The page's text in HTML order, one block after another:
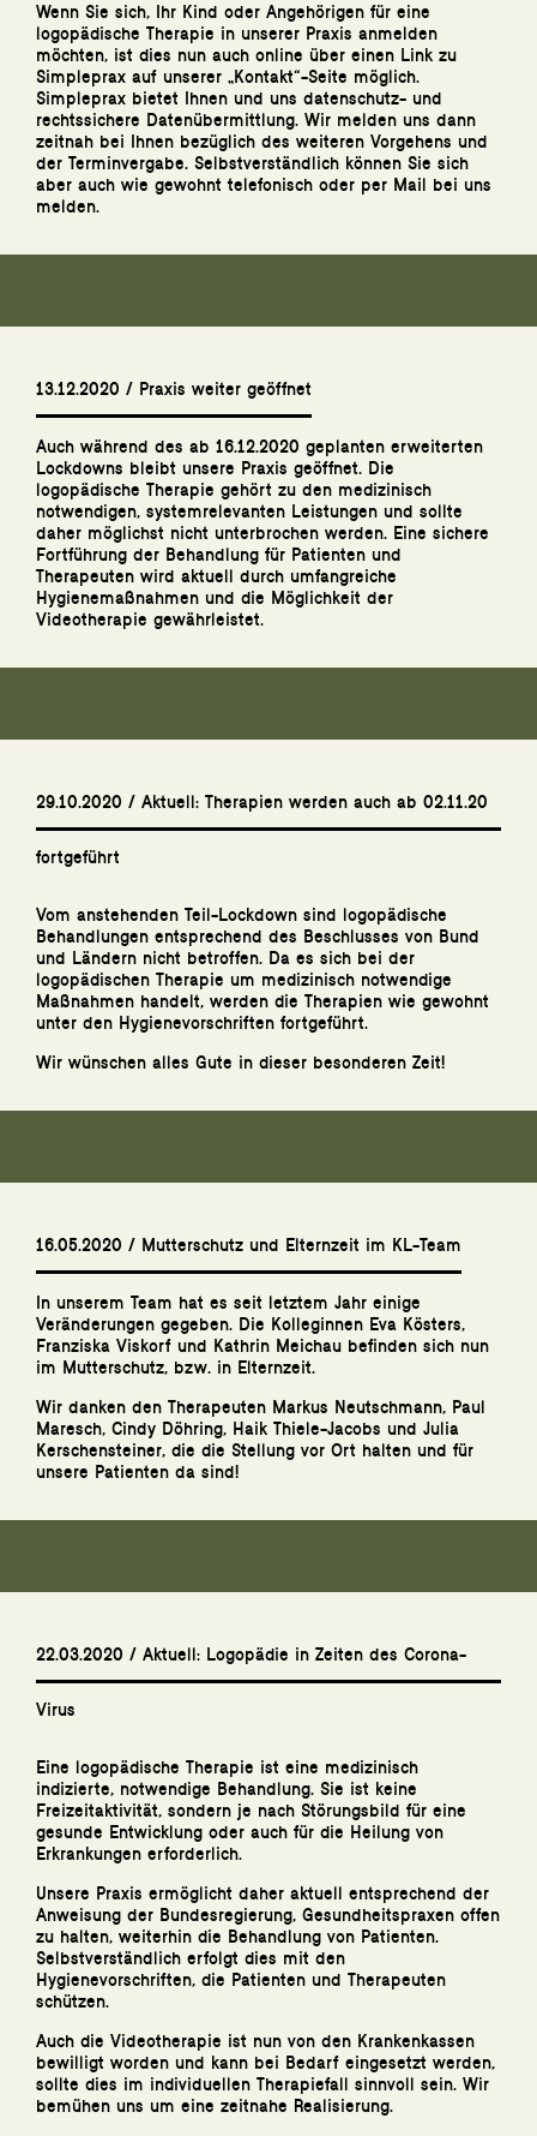
Wenn Sie sich, Ihr Kind oder Angehörigen für eine
logopädische Therapie in unserer Praxis anmelden
möchten, ist dies nun auch online über einen Link zu
Simpleprax auf unserer „Kontakt“-Seite möglich.
Simpleprax bietet Ihnen und uns datenschutz- und
rechtssichere Datenübermittlung. Wir melden uns dann
zeitnah bei Ihnen bezüglich des weiteren Vorgehens und
der Terminvergabe. Selbstverständlich können Sie sich
aber auch wie gewohnt telefonisch oder per Mail bei uns
melden.
13.12.2020 / Praxis weiter geöffnet
Auch während des ab 16.12.2020 geplanten erweiterten
Lockdowns bleibt unsere Praxis geöffnet. Die
logopädische Therapie gehört zu den medizinisch
notwendigen, systemrelevanten Leistungen und sollte
daher möglichst nicht unterbrochen werden. Eine sichere
Fortführung der Behandlung für Patienten und
Therapeuten wird aktuell durch umfangreiche
Hygienemaßnahmen und die Möglichkeit der
Videotherapie gewährleistet.
29.10.2020 / Aktuell: Therapien werden auch ab 02.11.20
fortgeführt
Vom anstehenden Teil-Lockdown sind logopädische
Behandlungen entsprechend des Beschlusses von Bund
und Ländern nicht betroffen. Da es sich bei der
logopädischen Therapie um medizinisch notwendige
Maßnahmen handelt, werden die Therapien wie gewohnt
unter den Hygienevorschriften fortgeführt.
Wir wünschen alles Gute in dieser besonderen Zeit!
16.05.2020 / Mutterschutz und Elternzeit im KL-Team
In unserem Team hat es seit letztem Jahr einige
Veränderungen gegeben. Die Kolleginnen Eva Kösters,
Franziska Viskorf und Kathrin Meichau befinden sich nun
im Mutterschutz, bzw. in Elternzeit.
Wir danken den Therapeuten Markus Neutschmann, Paul
Maresch, Cindy Döhring, Haik Thiele-Jacobs und Julia
Kerschensteiner, die die Stellung vor Ort halten und für
unsere Patienten da sind!
22.03.2020 / Aktuell: Logopädie in Zeiten des Corona-
Virus
Eine logopädische Therapie ist eine medizinisch
indizierte, notwendige Behandlung. Sie ist keine
Freizeitaktivität, sondern je nach Störungsbild für eine
gesunde Entwicklung oder auch für die Heilung von
Erkrankungen erforderlich.
Unsere Praxis ermöglicht daher aktuell entsprechend der
Anweisung der Bundesregierung, Gesundheitspraxen offen
zu halten, weiterhin die Behandlung von Patienten.
Selbstverständlich erfolgt dies mit den
Hygienevorschriften, die Patienten und Therapeuten
schützen.
Auch die Videotherapie ist nun von den Krankenkassen
bewilligt worden und kann bei Bedarf eingesetzt werden,
sollte dies im individuellen Therapiefall sinnvoll sein. Wir
bemühen uns um eine zeitnahe Realisierung.